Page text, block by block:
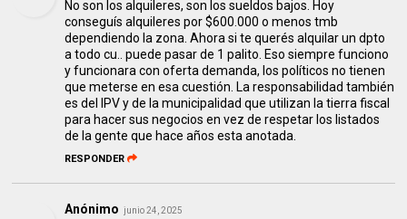
No son los alquileres, son los sueldos bajos. Hoy
conseguís alquileres por $600.000 o menos tmb
dependiendo la zona. Ahora si te querés alquilar un dpto
a todo cu.. puede pasar de 1 palito. Eso siempre funciono
y funcionara con oferta demanda, los políticos no tienen
que meterse en esa cuestión. La responsabilidad también
es del IPV y de la municipalidad que utilizan la tierra fiscal
para hacer sus negocios en vez de respetar los listados
de la gente que hace años esta anotada.
RESPONDER
Anónimo junio 24, 2025